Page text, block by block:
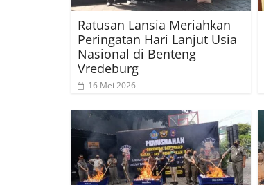
Ratusan Lansia Meriahkan
Peringatan Hari Lanjut Usia
Nasional di Benteng
Vredeburg
16 Mei 2026